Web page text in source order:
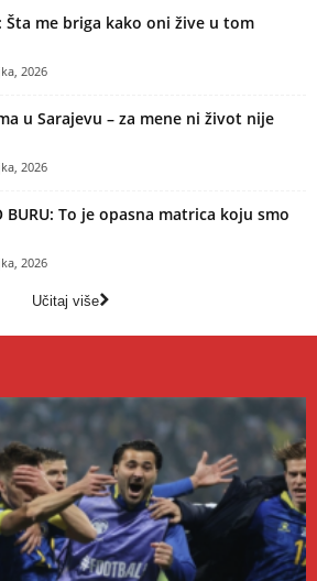
me briga kako oni žive u tom
2026
u Sarajevu – za mene ni život nije
2026
BURU: To je opasna matrica koju smo
2026
Učitaj više